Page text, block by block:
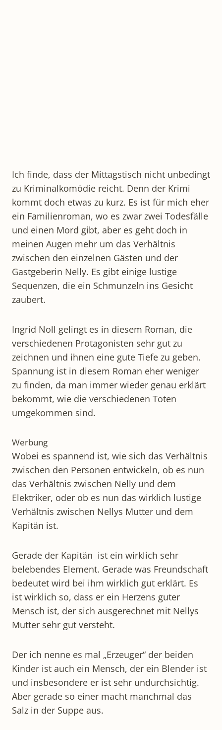
Ich finde, dass der Mittagstisch nicht unbedingt
zu Kriminalkomödie reicht. Denn der Krimi
kommt doch etwas zu kurz. Es ist für mich eher
ein Familienroman, wo es zwar zwei Todesfälle
und einen Mord gibt, aber es geht doch in
meinen Augen mehr um das Verhältnis
zwischen den einzelnen Gästen und der
Gastgeberin Nelly. Es gibt einige lustige
Sequenzen, die ein Schmunzeln ins Gesicht
zaubert.
Ingrid Noll gelingt es in diesem Roman, die
verschiedenen Protagonisten sehr gut zu
zeichnen und ihnen eine gute Tiefe zu geben.
Spannung ist in diesem Roman eher weniger
zu finden, da man immer wieder genau erklärt
bekommt, wie die verschiedenen Toten
umgekommen sind.
Werbung
Wobei es spannend ist, wie sich das Verhältnis
zwischen den Personen entwickeln, ob es nun
das Verhältnis zwischen Nelly und dem
Elektriker, oder ob es nun das wirklich lustige
Verhältnis zwischen Nellys Mutter und dem
Kapitän ist.
Gerade der Kapitän ist ein wirklich sehr
belebendes Element. Gerade was Freundschaft
bedeutet wird bei ihm wirklich gut erklärt. Es
ist wirklich so, dass er ein Herzens guter
Mensch ist, der sich ausgerechnet mit Nellys
Mutter sehr gut versteht.
Der ich nenne es mal „Erzeuger“ der beiden
Kinder ist auch ein Mensch, der ein Blender ist
und insbesondere er ist sehr undurchsichtig.
Aber gerade so einer macht manchmal das
Salz in der Suppe aus.